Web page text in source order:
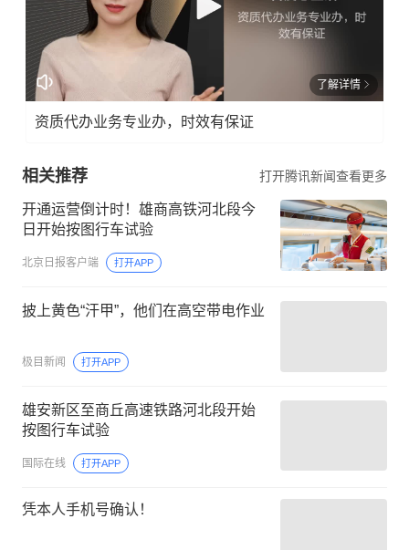
了解详情
资质代办业务专业办，时效有保证
相关推荐 打开腾讯新闻查看更多
开通运营倒计时！雄商高铁河北段今
日开始按图行车试验
北京日报客户端 打开APP
披上黄色“汗甲”，他们在高空带电作业
极目新闻 打开APP
雄安新区至商丘高速铁路河北段开始
按图行车试验
国际在线 打开APP
凭本人手机号确认！